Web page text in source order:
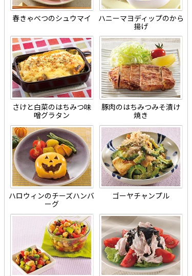
春きゃべつのシュウマイ
ハニーマヨディップのから
揚げ
さけと白菜のはちみつ味
噌グラタン
豚肉のはちみつみそ漬け
焼き
ハロウィンのチーズハンバ
ーグ
ゴーヤチャンプル